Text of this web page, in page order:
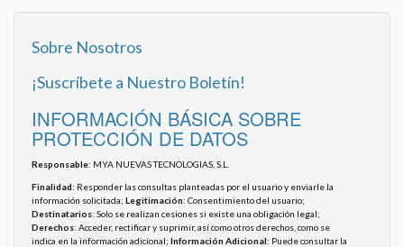
Sobre Nosotros
¡Suscríbete a Nuestro Boletín!
INFORMACIÓN BÁSICA SOBRE
PROTECCIÓN DE DATOS
Responsable: MYA NUEVAS TECNOLOGIAS, S.L.
Finalidad: Responder las consultas planteadas por el usuario y enviarle la
información solicitada; Legitimación: Consentimiento del usuario;
Destinatarios: Solo se realizan cesiones si existe una obligación legal;
Derechos: Acceder, rectificar y suprimir, así como otros derechos, como se
indica en la información adicional; Información Adicional: Puede consultar la